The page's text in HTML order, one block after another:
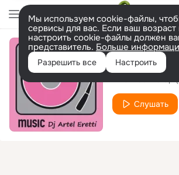
Мы используем cookie-файлы,
сервисы для вас. Если ваш возраст
настроить cookie-файлы должен
представитель. Больше
Разрешить все Настроить
Слушать